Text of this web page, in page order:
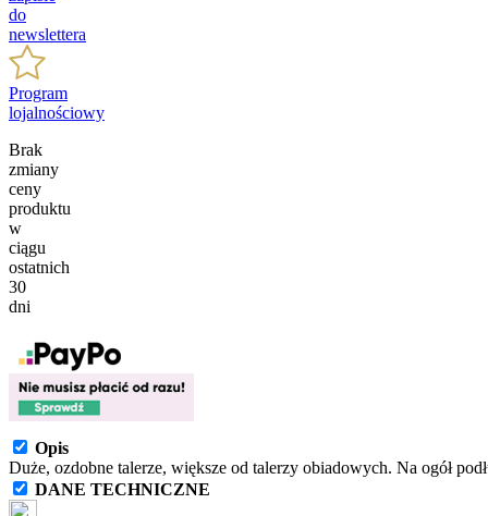
do
newslettera
Program
lojalnościowy
Brak
zmiany
ceny
produktu
w
ciągu
ostatnich
30
dni
Opis
Duże, ozdobne talerze, większe od talerzy obiadowych. Na ogół
DANE TECHNICZNE